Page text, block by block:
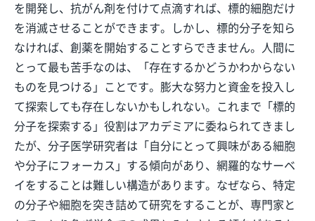
を開発し、抗がん剤を付けて点滴すれば、標的細胞だけ
を消滅させることができます。しかし、標的分子を知ら
なければ、創薬を開始することすらできません。人間に
とって最も苦手なのは、「存在するかどうかわからない
ものを見つける」ことです。膨大な努力と資金を投入し
て探索しても存在しないかもしれない。これまで「標的
分子を探索する」役割はアカデミアに委ねられてきまし
たが、分子医学研究者は「自分にとって興味がある細胞
や分子にフォーカス」する傾向があり、網羅的なサーベ
イをすることは難しい構造があります。なぜなら、特定
の分子や細胞を突き詰めて研究をすることが、専門家と